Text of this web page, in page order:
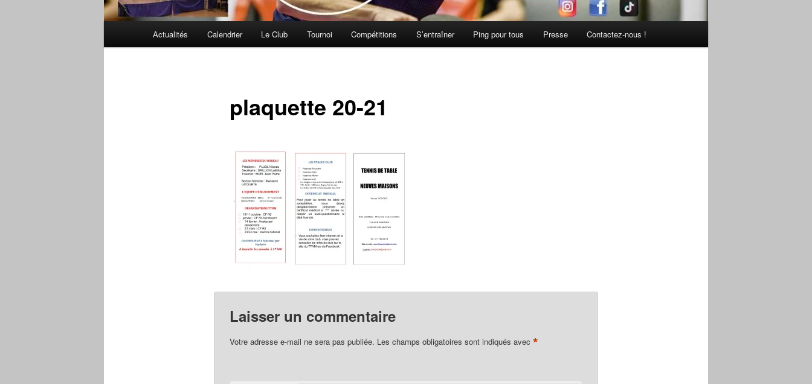
Actualités Calendrier Le Club Tournoi Compétitions S’entraîner Ping pour tous Presse Contactez-nous !
plaquette 20-21
Laisser un commentaire
Votre adresse e-mail ne sera pas publiée. Les champs obligatoires sont indiqués avec *